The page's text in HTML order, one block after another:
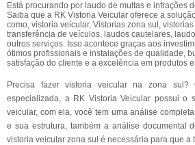
Está procurando por laudo de multas e infrações
Saiba que a RK Vistoria Veicular oferece a
como, vistoria veicular, Vistorias zona sul,
transferência de veículos, laudos cautelares,
outros serviços. Isso acontece graças aos
ótimos profissionais e instalações de qualidade,
satisfação do cliente e a excelência em produtos
Precisa fazer vistoria veicular na zona sul?
especializada, a RK Vistoria Veicular possui o
veicular, com ela, você tem uma análise
e sua estrutura, também a análise documental
vistoria veicular zona sul é necessária para que a